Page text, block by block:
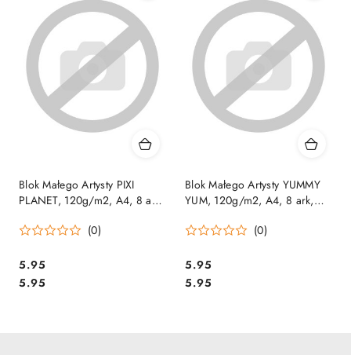
Blok Małego Artysty PIXI
PLANET, 120g/m2, A4, 8 ark,
MAPP
(0)
Cena:
5.95
Cena:
5.95
Blok Małego Artysty YUMMY
YUM, 120g/m2, A4, 8 ark,
MAYU
(0)
Cena:
5.95
Cena:
5.95